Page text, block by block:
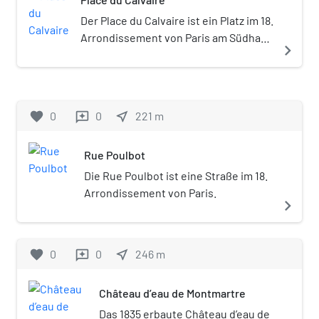
Der Place du Calvaire ist ein Platz im 18.
Arrondissement von Paris am Südhang
navigate_next
favorite 0 reviews 0 near_me 221 m
Rue Poulbot
Die Rue Poulbot ist eine Straße im 18.
Arrondissement von Paris.
navigate_next
favorite 0 reviews 0 near_me 246 m
Château d’eau de Montmartre
Das 1835 erbaute Château d’eau de